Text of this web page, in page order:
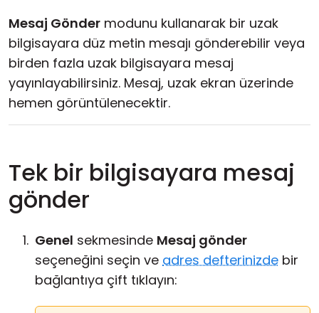
Mesaj Gönder modunu kullanarak bir uzak
bilgisayara düz metin mesajı gönderebilir veya
birden fazla uzak bilgisayara mesaj
yayınlayabilirsiniz. Mesaj, uzak ekran üzerinde
hemen görüntülenecektir.
Tek bir bilgisayara mesaj
gönder
Genel sekmesinde Mesaj gönder
seçeneğini seçin ve adres defterinizde bir
bağlantıya çift tıklayın:
Bulut ve Yerel